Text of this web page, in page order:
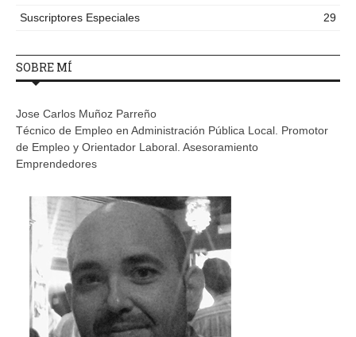
Suscriptores Especiales
29
SOBRE MÍ
Jose Carlos Muñoz Parreño
Técnico de Empleo en Administración Pública Local. Promotor
de Empleo y Orientador Laboral. Asesoramiento
Emprendedores